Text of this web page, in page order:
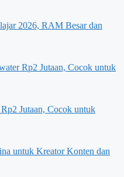
2026, RAM Besar dan
Rp2 Jutaan, Cocok untuk
Jutaan, Cocok untuk
untuk Kreator Konten dan